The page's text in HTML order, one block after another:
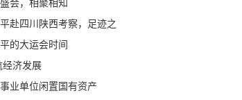
会，相聚相知
赴四川陕西考察，足迹之
的大运会时间
经济发展
业单位闲置国有资产